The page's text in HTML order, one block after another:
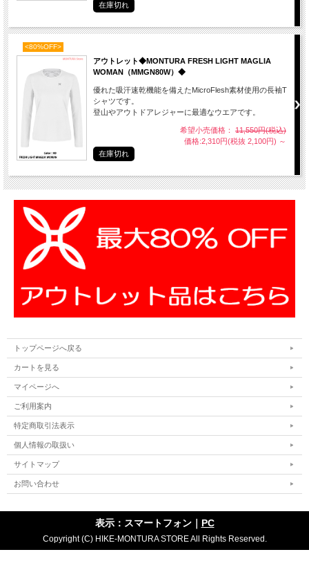
在庫切れ
<80%OFF>
アウトレット◆MONTURA FRESH LIGHT MAGLIA
WOMAN（MMGN80W）◆
優れた吸汗速乾機能を備えたMicroFlesh素材使用の長袖T
シャツです。
登山やアウトドアレジャーに最適なウエアです。
希望小売価格： 11,550円(税込)
価格:2,310円(税抜 2,100円) ～
在庫切れ
トップページへ戻る
カートを見る
マイページへ
ご利用案内
特定商取引法表示
個人情報の取扱い
サイトマップ
お問い合わせ
表示：スマートフォン｜ PC
Copyright (C) HIKE-MONTURA STORE All Rights Reserved.